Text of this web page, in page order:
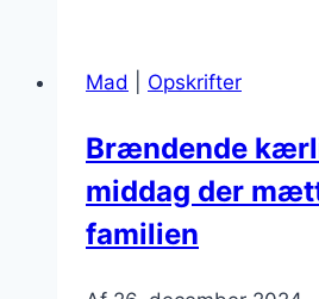
for
spicy
vri
Mad Opskrifter
Brændende
middag der
familien